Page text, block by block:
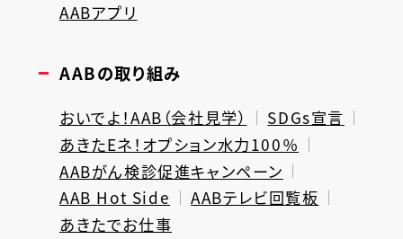
AABアプリ
AABの取り組み
おいでよ！AAB（会社見学）
SDGs宣言
あきたEネ！オプション水力100％
AABがん検診促進キャンペーン
AAB Hot Side
AABテレビ回覧板
あきたでお仕事